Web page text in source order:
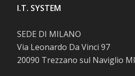
I.T. SYSTEM
SEDE DI MILANO
Via Leonardo Da Vinci 97
20090 Trezzano sul Naviglio MI